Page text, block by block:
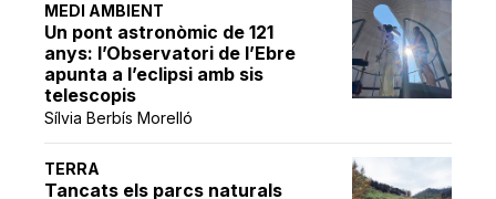
MEDI AMBIENT
Un pont astronòmic de 121
anys: l’Observatori de l’Ebre
apunta a l’eclipsi amb sis
telescopis
Sílvia Berbís Morelló
TERRA
Tancats els parcs naturals